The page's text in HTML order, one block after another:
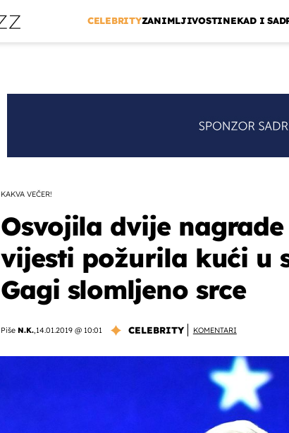
CELEBRITYZANIMLJIVOSTINEKAD I SAD
KAKVA VEČER!
Osvojila dvije
vijesti požurila kući u
Gagi slomljeno srce
Piše N.K.,14.01.2019 @ 10:01 CELEBRITY KOMENTARI